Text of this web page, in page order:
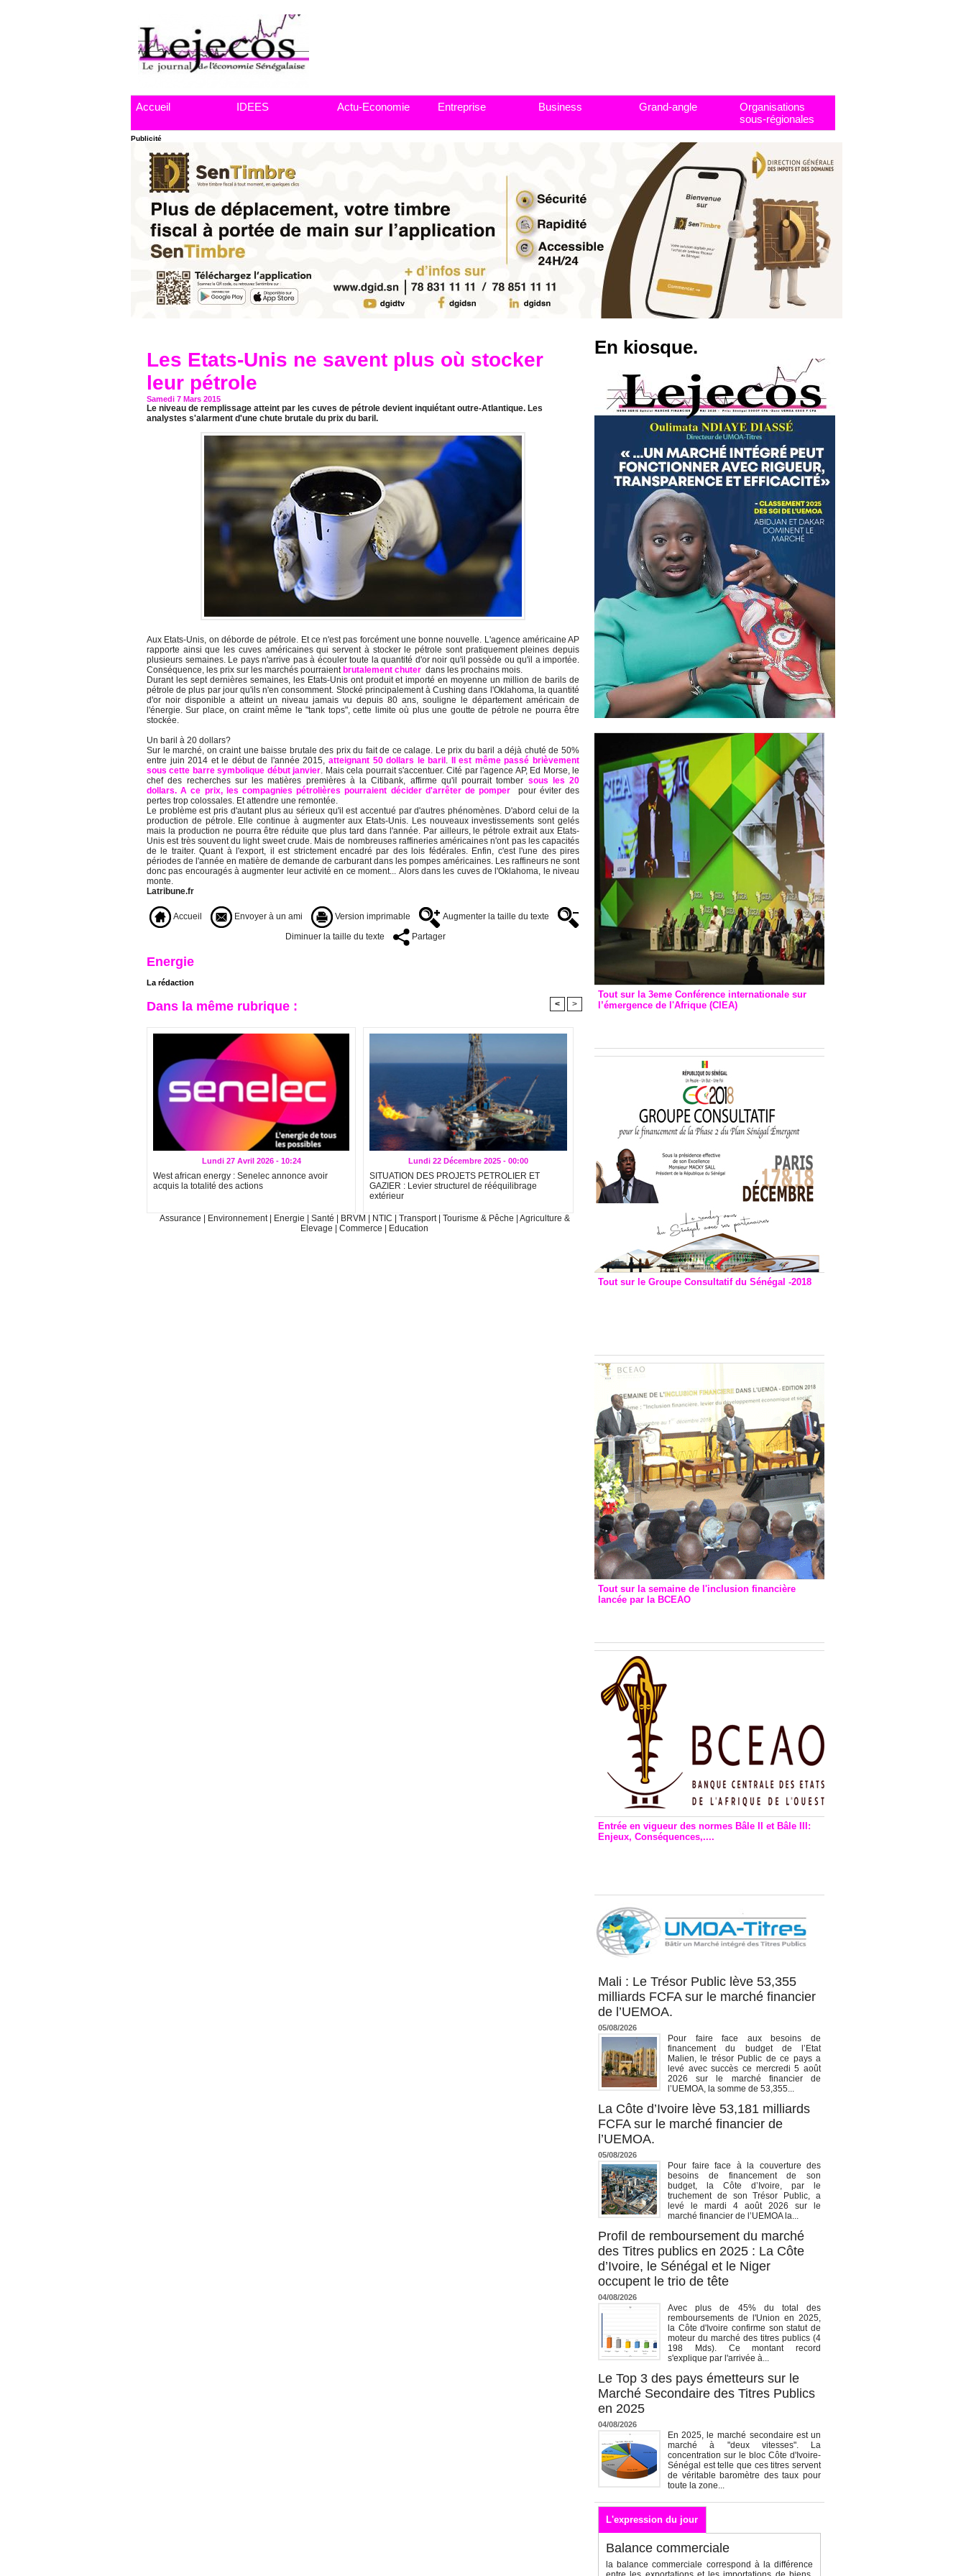
Accueil IDEES Actu-Economie Entreprise Business Grand-angle
Organisations
sous-régionales
Publicité
Les Etats-Unis ne savent plus où stocker
leur pétrole
Samedi 7 Mars 2015
Le niveau de remplissage atteint par les cuves de pétrole devient inquiétant outre-Atlantique. Les
analystes s'alarment d'une chute brutale du prix du baril.
Aux Etats-Unis, on déborde de pétrole. Et ce n'est pas forcément une bonne nouvelle. L'agence américaine AP
rapporte ainsi que les cuves américaines qui servent à stocker le pétrole sont pratiquement pleines depuis
plusieurs semaines. Le pays n'arrive pas à écouler toute la quantité d'or noir qu'il possède ou qu'il a importée.
Conséquence, les prix sur les marchés pourraient brutalement chuter dans les prochains mois.
Durant les sept dernières semaines, les Etats-Unis ont produit et importé en moyenne un million de barils de
pétrole de plus par jour qu'ils n'en consomment. Stocké principalement à Cushing dans l'Oklahoma, la quantité
d'or noir disponible a atteint un niveau jamais vu depuis 80 ans, souligne le département américain de
l'énergie. Sur place, on craint même le "tank tops", cette limite où plus une goutte de pétrole ne pourra être
stockée.
Un baril à 20 dollars?
Sur le marché, on craint une baisse brutale des prix du fait de ce calage. Le prix du baril a déjà chuté de 50%
entre juin 2014 et le début de l'année 2015, atteignant 50 dollars le baril .
Il est même passé brièvement
sous cette barre symbolique début janvier. Mais cela pourrait s'accentuer. Cité par l'agence AP, Ed Morse, le
chef des recherches sur les matières premières à la Citibank, affirme qu'il pourrait tomber sous les 20
dollars. A ce prix, les compagnies pétrolières pourraient décider d'arrêter de pomper pour éviter des
pertes trop colossales. Et attendre une remontée.
Le problème est pris d'autant plus au sérieux qu'il est accentué par d'autres phénomènes. D'abord celui de la
production de pétrole. Elle continue à augmenter aux Etats-Unis. Les nouveaux investissements sont gelés
mais la production ne pourra être réduite que plus tard dans l'année. Par ailleurs, le pétrole extrait aux Etats-
Unis est très souvent du light sweet crude. Mais de nombreuses raffineries américaines n'ont pas les capacités
de le traiter. Quant à l'export, il est strictement encadré par des lois fédérales. Enfin, c'est l'une des pires
périodes de l'année en matière de demande de carburant dans les pompes américaines. Les raffineurs ne sont
donc pas encouragés à augmenter leur activité en ce moment... Alors dans les cuves de l'Oklahoma, le niveau
monte.
Latribune.fr
Accueil Envoyer à un ami Version imprimable
Augmenter la taille du texte
Diminuer la taille du texte
Partager
Energie
La rédaction
Dans la même rubrique : < >
Lundi 27 Avril 2026 - 10:24
West african energy : Senelec annonce avoir
acquis la totalité des actions
Lundi 22 Décembre 2025 - 00:00
SITUATION DES PROJETS PETROLIER ET
GAZIER : Levier structurel de rééquilibrage
extérieur
Assurance Environnement Energie Santé BRVM NTIC Transport Tourisme & Pêche
Agriculture &
Elevage
Commerce Education
En kiosque.
Tout sur la 3eme Conférence internationale sur
l’émergence de l'Afrique (CIEA)
Tout sur le Groupe Consultatif du Sénégal -2018
Tout sur la semaine de l'inclusion financière
lancée par la BCEAO
Entrée en vigueur des normes Bâle II et Bâle III:
Enjeux, Conséquences,....
Mali : Le Trésor Public lève 53,355
milliards FCFA sur le marché financier
de l’UEMOA.
05/08/2026
Pour faire face aux besoins de
financement du budget de l’Etat
Malien, le trésor Public de ce pays a
levé avec succès ce mercredi 5 août
2026 sur le marché financier de
l’UEMOA, la somme de 53,355...
La Côte d’Ivoire lève 53,181 milliards
FCFA sur le marché financier de
l’UEMOA.
05/08/2026
Pour faire face à la couverture des
besoins de financement de son
budget, la Côte d’Ivoire, par le
truchement de son Trésor Public, a
levé le mardi 4 août 2026 sur le
marché financier de l’UEMOA la...
Profil de remboursement du marché
des Titres publics en 2025 : La Côte
d’Ivoire, le Sénégal et le Niger
occupent le trio de tête
04/08/2026
Avec plus de 45% du total des
remboursements de l'Union en 2025,
la Côte d'Ivoire confirme son statut de
moteur du marché des titres publics (4
198 Mds). Ce montant record
s'explique par l'arrivée à...
Le Top 3 des pays émetteurs sur le
Marché Secondaire des Titres Publics
en 2025
04/08/2026
En 2025, le marché secondaire est un
marché à "deux vitesses". La
concentration sur le bloc Côte d'Ivoire-
Sénégal est telle que ces titres servent
de véritable baromètre des taux pour
toute la zone...
L'expression du jour
Balance commerciale
la balance commerciale correspond à la différence